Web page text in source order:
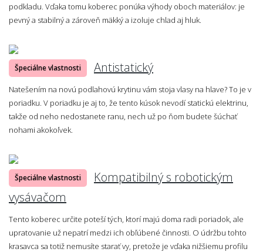
podkladu. Vďaka tomu koberec ponúka výhody oboch materiálov: je
pevný a stabilný a zároveň mäkký a izoluje chlad aj hluk.
Špeciálne vlastnosti Antistatický
Natešením na novú podlahovú krytinu vám stoja vlasy na hlave? To je v
poriadku. V poriadku je aj to, že tento kúsok nevodí statickú elektrinu,
takže od neho nedostanete ranu, nech už po ňom budete šúchať
nohami akokoľvek.
Špeciálne vlastnosti
Kompatibilný s robotickým
vysávačom
Tento koberec určite poteší tých, ktorí majú doma radi poriadok, ale
upratovanie už nepatrí medzi ich obľúbené činnosti. O údržbu tohto
krasavca sa totiž nemusíte starať vy, pretože je vďaka nižšiemu profilu